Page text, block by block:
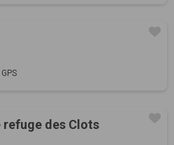
refuge des Clots